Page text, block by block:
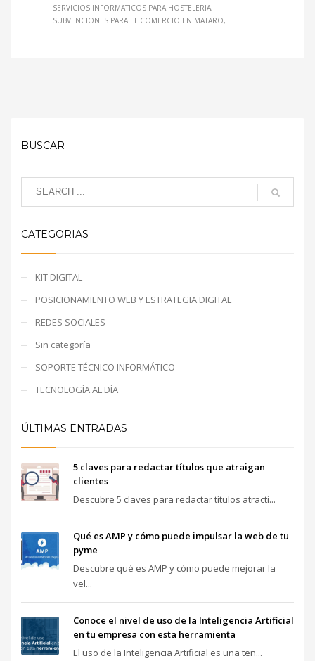
SERVICIOS INFORMATICOS PARA HOSTELERIA
SUBVENCIONES PARA EL COMERCIO EN MATARO
BUSCAR
CATEGORIAS
KIT DIGITAL
POSICIONAMIENTO WEB Y ESTRATEGIA DIGITAL
REDES SOCIALES
Sin categoría
SOPORTE TÉCNICO INFORMÁTICO
TECNOLOGÍA AL DÍA
ÚLTIMAS ENTRADAS
5 claves para redactar títulos que atraigan
clientes
Descubre 5 claves para redactar títulos atracti...
Qué es AMP y cómo puede impulsar la web de tu
pyme
Descubre qué es AMP y cómo puede mejorar la
vel...
Conoce el nivel de uso de la Inteligencia Artificial
en tu empresa con esta herramienta
El uso de la Inteligencia Artificial es una ten...